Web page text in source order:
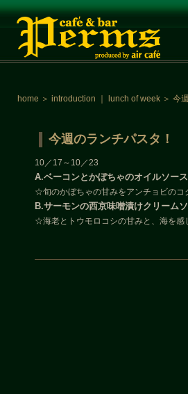
home ＞ introduction lunch of week ＞ 今
今週のランチパスタ！
10／17～10／23
A.ベーコンとかぼちゃのオイルソー
☆旬のかぼちゃの甘みをアンチョビのコ
B.サーモンの西京味噌漬けクリーム
☆海老とトウモロコシの甘みと、海を感